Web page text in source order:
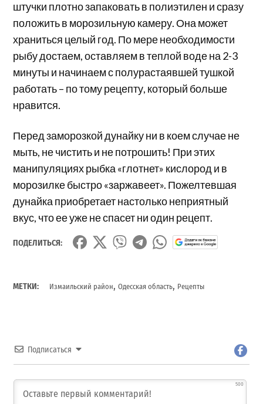
штучки плотно запаковать в полиэтилен и сразу
положить в морозильную камеру. Она может
храниться целый год. По мере необходимости
рыбу достаем, оставляем в теплой воде на 2-3
минуты и начинаем с полурастаявшей тушкой
работать – по тому рецепту, который больше
нравится.
Перед заморозкой дунайку ни в коем случае не
мыть, не чистить и не потрошить! При этих
манипуляциях рыбка «глотнет» кислород и в
морозилке быстро «заржавеет». Пожелтевшая
дунайка приобретает настолько неприятный
вкус, что ее уже не спасет ни один рецепт.
ПОДЕЛИТЬСЯ:
МЕТКИ: Измаильский район,Одесская область, Рецепты
Подписаться
500